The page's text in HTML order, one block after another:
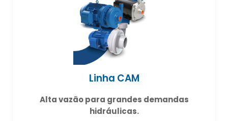
Linha CAM
Alta vazão para grandes demandas
hidráulicas.